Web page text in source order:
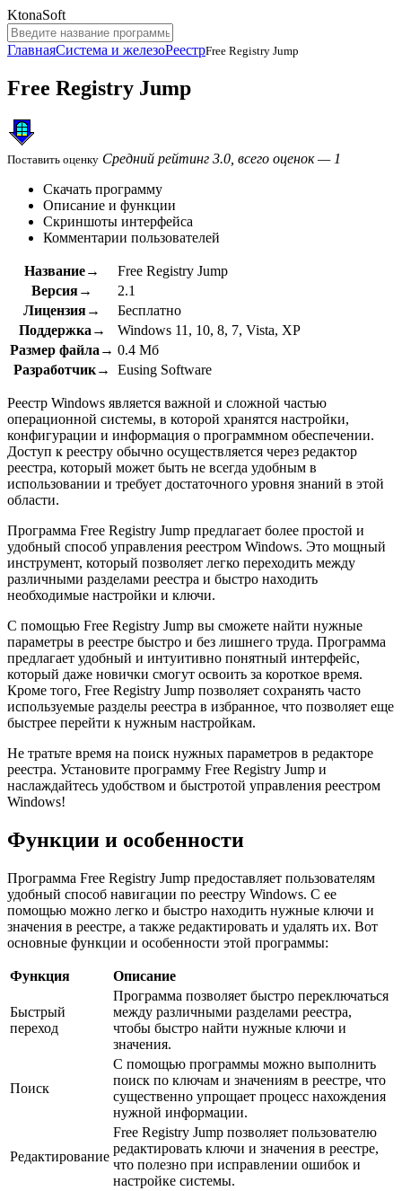
KtonaSoft
ГлавнаяСистема и железоРеестрFree Registry Jump
Free Registry Jump
Поставить оценку Средний рейтинг 3.0, всего оценок — 1
Скачать программу
Описание и функции
Скриншоты интерфейса
Комментарии пользователей
Название→
Free Registry Jump
Версия→
2.1
Лицензия→
Бесплатно
Поддержка→
Windows 11, 10, 8, 7, Vista, XP
Размер файла→ 0.4 Мб
Разработчик→
Eusing Software
Реестр Windows является важной и сложной частью
операционной системы, в которой хранятся настройки,
конфигурации и информация о программном обеспечении.
Доступ к реестру обычно осуществляется через редактор
реестра, который может быть не всегда удобным в
использовании и требует достаточного уровня знаний в этой
области.
Программа Free Registry Jump предлагает более простой и
удобный способ управления реестром Windows. Это мощный
инструмент, который позволяет легко переходить между
различными разделами реестра и быстро находить
необходимые настройки и ключи.
С помощью Free Registry Jump вы сможете найти нужные
параметры в реестре быстро и без лишнего труда. Программа
предлагает удобный и интуитивно понятный интерфейс,
который даже новички смогут освоить за короткое время.
Кроме того, Free Registry Jump позволяет сохранять часто
используемые разделы реестра в избранное, что позволяет еще
быстрее перейти к нужным настройкам.
Не тратьте время на поиск нужных параметров в редакторе
реестра. Установите программу Free Registry Jump и
наслаждайтесь удобством и быстротой управления реестром
Windows!
Функции и особенности
Программа Free Registry Jump предоставляет пользователям
удобный способ навигации по реестру Windows. С ее
помощью можно легко и быстро находить нужные ключи и
значения в реестре, а также редактировать и удалять их. Вот
основные функции и особенности этой программы:
Функция Описание
Быстрый
переход
Программа позволяет быстро переключаться
между различными разделами реестра,
чтобы быстро найти нужные ключи и
значения.
Поиск
С помощью программы можно выполнить
поиск по ключам и значениям в реестре, что
существенно упрощает процесс нахождения
нужной информации.
Редактирование
Free Registry Jump позволяет пользователю
редактировать ключи и значения в реестре,
что полезно при исправлении ошибок и
настройке системы.